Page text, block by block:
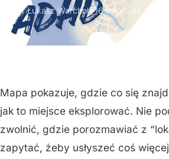
mgr Łukasz Warchoł 6 listopada 2025
Mapa pokazuje, gdzie co się
jak to miejsce eksplorować. Nie
zwolnić, gdzie porozmawiać z
zapytać, żeby usłyszeć coś